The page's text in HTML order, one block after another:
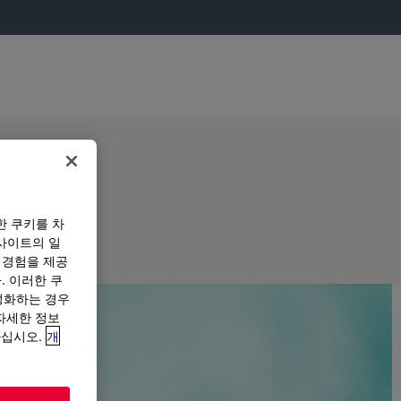
쿠키를 차
이트의 일
험을 제공
이러한 쿠
하는 경우
세한 정보
시오. 개